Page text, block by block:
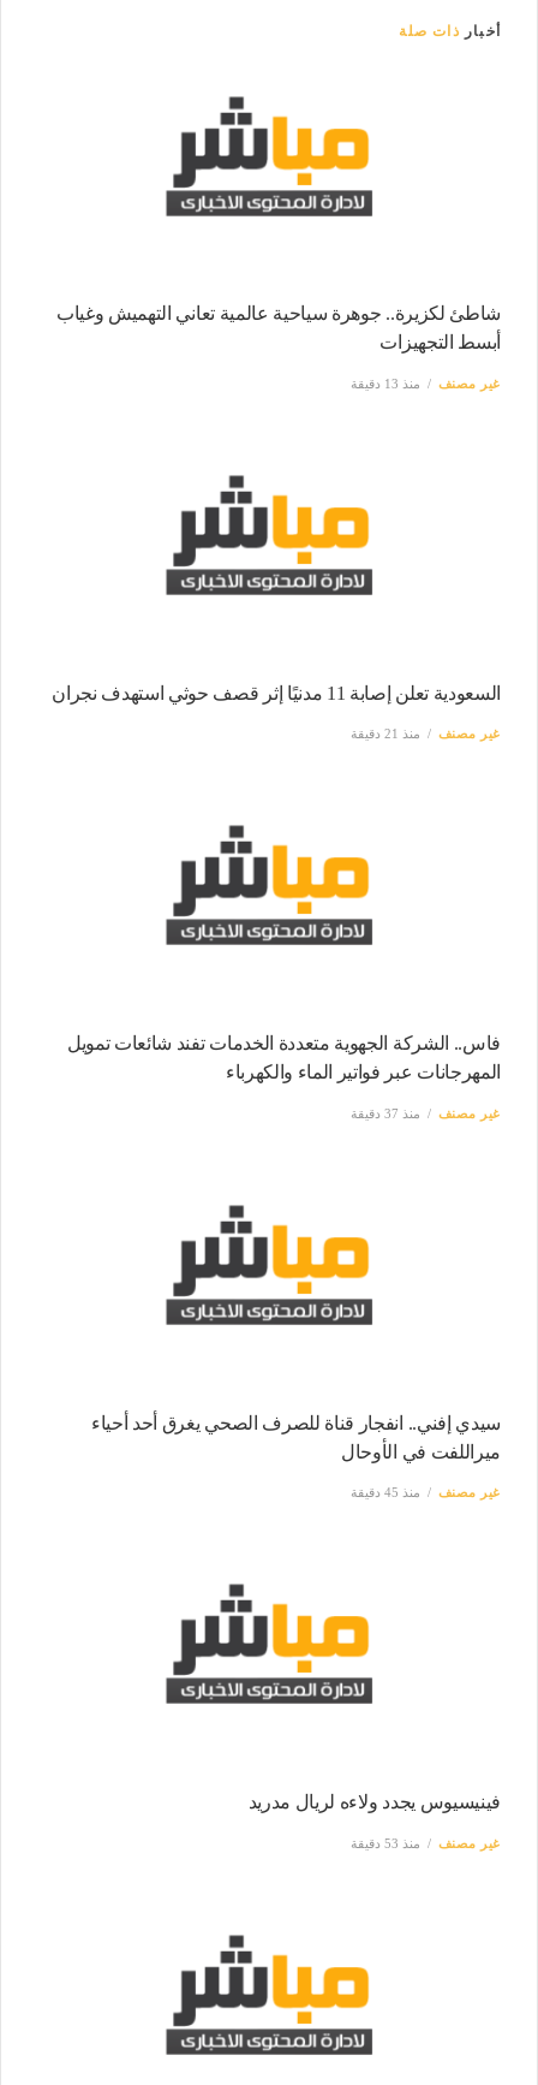
أخبار ذات صلة
شاطئ لكزيرة.. جوهرة سياحية عالمية تعاني التهميش وغياب
أبسط التجهيزات
غير مصنف منذ 13 دقيقة
السعودية تعلن إصابة 11 مدنيًا إثر قصف حوثي استهدف نجران
غير مصنف منذ 21 دقيقة
فاس.. الشركة الجهوية متعددة الخدمات تفند شائعات تمويل
المهرجانات عبر فواتير الماء والكهرباء
غير مصنف منذ 37 دقيقة
سيدي إفني.. انفجار قناة للصرف الصحي يغرق أحد أحياء
ميراللفت في الأوحال
غير مصنف منذ 45 دقيقة
فينيسيوس يجدد ولاءه لريال مدريد
غير مصنف منذ 53 دقيقة